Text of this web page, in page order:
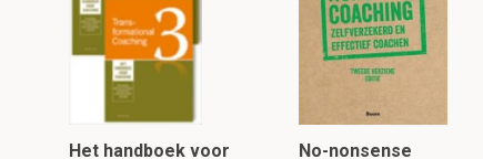
Het handboek voor No-nonsense